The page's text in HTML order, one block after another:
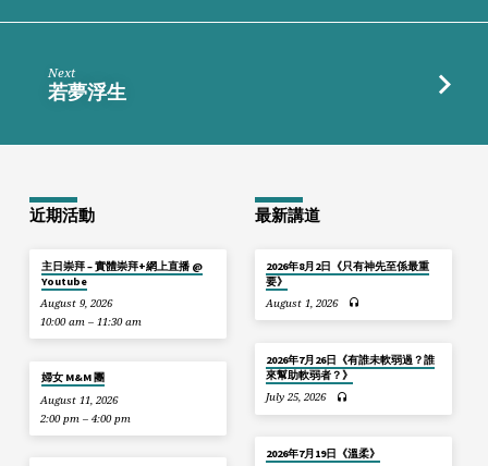
Next
若夢浮生
近期活動
主日崇拜 – 實體崇拜+網上直播 @
Youtube
August 9, 2026
10:00 am – 11:30 am
婦女 M&M 團
August 11, 2026
2:00 pm – 4:00 pm
最新講道
2026年8月2日《只有神先至係最重
要》
August 1, 2026
2026年7月26日《有誰未軟弱過？誰
來幫助軟弱者？》
July 25, 2026
2026年7月19日《溫柔》